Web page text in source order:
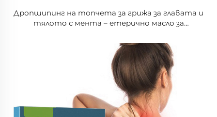
Дропшипинг на топчета за грижа за главата и
тялото с мента – етерично масло за